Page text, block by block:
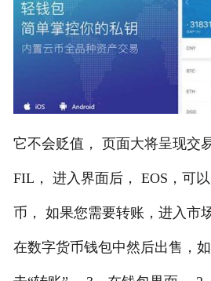
它不会贬值， 页面大将呈现交
FIL， 进入界面后， EOS，可
币， 如果您需要转账，进入市
在数字货币钱包中然后出售，